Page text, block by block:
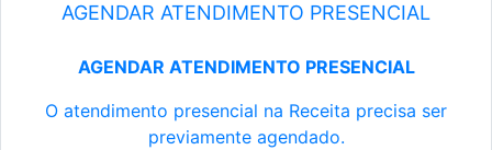
AGENDAR ATENDIMENTO PRESENCIAL
AGENDAR ATENDIMENTO PRESENCIAL
O atendimento presencial na Receita precisa ser
previamente agendado.